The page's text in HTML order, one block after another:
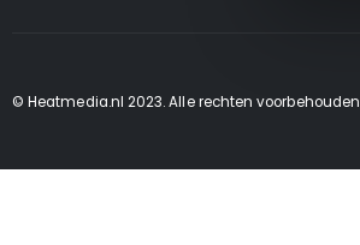
© Heatmedia.nl 2023. Alle rechten voorbehouden